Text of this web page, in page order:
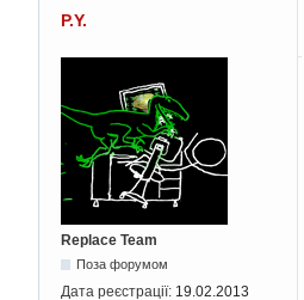
P.Y.
Replace Team
Поза форумом
Дата реєстрації: 19.02.2013